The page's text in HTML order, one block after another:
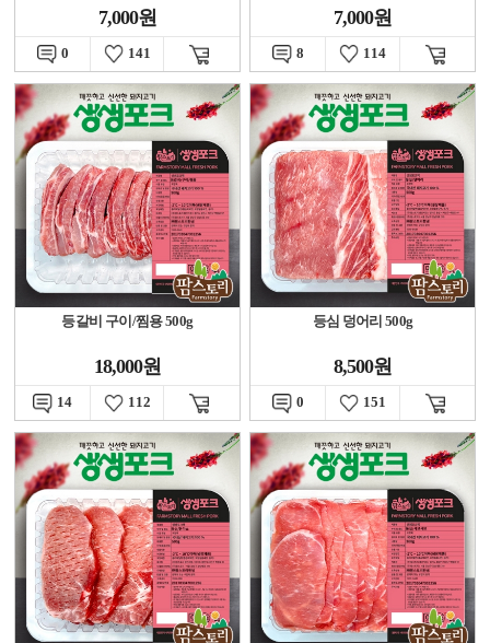
7,000원
0 141
7,000원
8 114
등갈비 구이/찜용 500g
18,000원
14 112
등심 덩어리 500g
8,500원
0 151